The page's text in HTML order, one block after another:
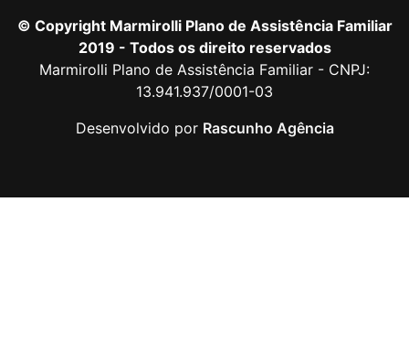
© Copyright Marmirolli Plano de Assistência Familiar
2019 - Todos os direito reservados
Marmirolli Plano de Assistência Familiar - CNPJ:
13.941.937/0001-03
Desenvolvido por Rascunho Agência